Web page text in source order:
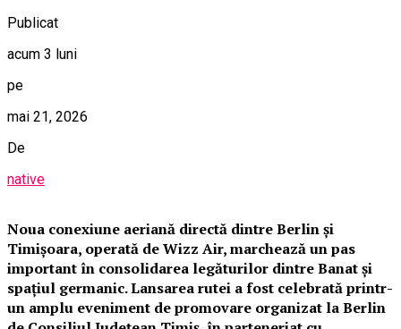
Publicat
acum 3 luni
pe
mai 21, 2026
De
native
Noua conexiune aeriană directă dintre Berlin și
Timișoara, operată de Wizz Air, marchează un pas
important în consolidarea legăturilor dintre Banat și
spațiul germanic. Lansarea rutei a fost celebrată printr-
un amplu eveniment de promovare organizat la Berlin